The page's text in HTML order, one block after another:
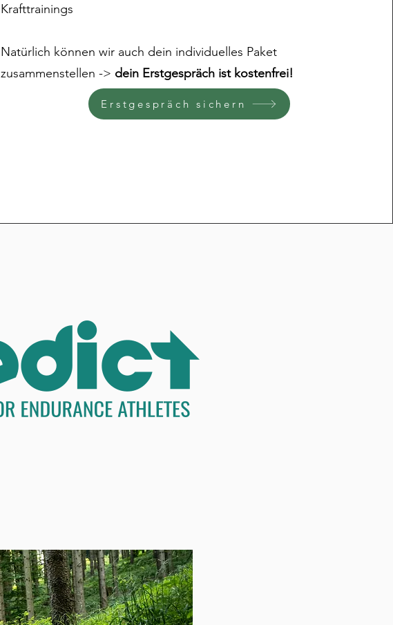
Krafttrainings
Natürlich können wir auch dein individuelles Paket
zusammenstellen -> dein Erstgespräch ist kostenfrei!
Erstgespräch sichern